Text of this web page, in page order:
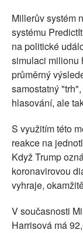
Millerův systém
systému
na politické
simulaci milionu
průměrný
samostatný
hlasování, ale
S využitím této
reakce na
Když Trump
koronavirovou
vyhraje,
V současnosti
Harrisová má